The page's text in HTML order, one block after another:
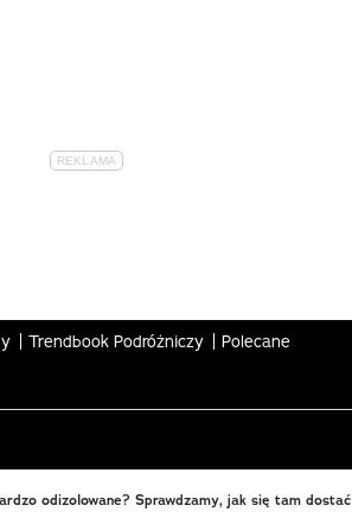
Trendbook Podróżniczy Polecane
odizolowane? Sprawdzamy, jak się tam dostać